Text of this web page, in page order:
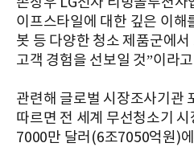
이프스타일에 대한 깊은 이
봇 등 다양한 청소 제품군에
고객 경험을 선보일 것”이라
관련해 글로벌 시장조사기관
따르면 전 세계 무선청소기
7000만 달러(6조7050억원)